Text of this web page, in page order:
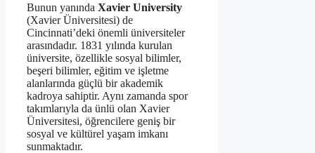
Bunun yanında Xavier University
(Xavier Üniversitesi) de
Cincinnati’deki önemli üniversiteler
arasındadır. 1831 yılında kurulan
üniversite, özellikle sosyal bilimler,
beşeri bilimler, eğitim ve işletme
alanlarında güçlü bir akademik
kadroya sahiptir. Aynı zamanda spor
takımlarıyla da ünlü olan Xavier
Üniversitesi, öğrencilere geniş bir
sosyal ve kültürel yaşam imkanı
sunmaktadır.